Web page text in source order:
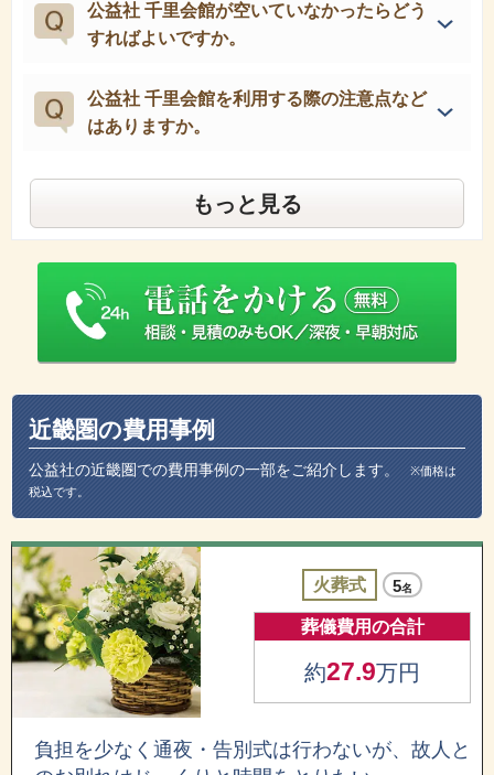
公益社 千里会館が空いていなかったらどう
すればよいですか。
公益社 千里会館を利用する際の注意点など
はありますか。
もっと見る
近畿圏の費用事例
公益社の近畿圏での費用事例の一部をご紹介します。
※価格は
税込です。
火葬式 5名
葬儀費用の合計
約27.9万円
負担を少なく通夜・告別式は行わないが、故人と